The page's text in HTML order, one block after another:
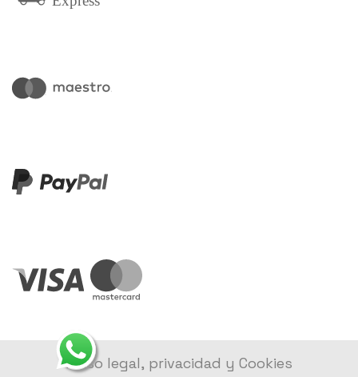
Aviso legal, privacidad y Cookies